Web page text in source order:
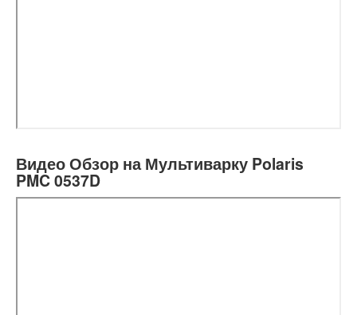
Видео Обзор на Мультиварку Polaris
PMC 0537D